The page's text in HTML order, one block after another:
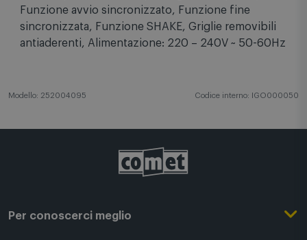
Funzione avvio sincronizzato, Funzione fine
sincronizzata, Funzione SHAKE, Griglie removibili
antiaderenti, Alimentazione: 220 – 240V ~ 50-60Hz
Modello: 252004095 Codice interno: IGO000050
Per conoscerci meglio